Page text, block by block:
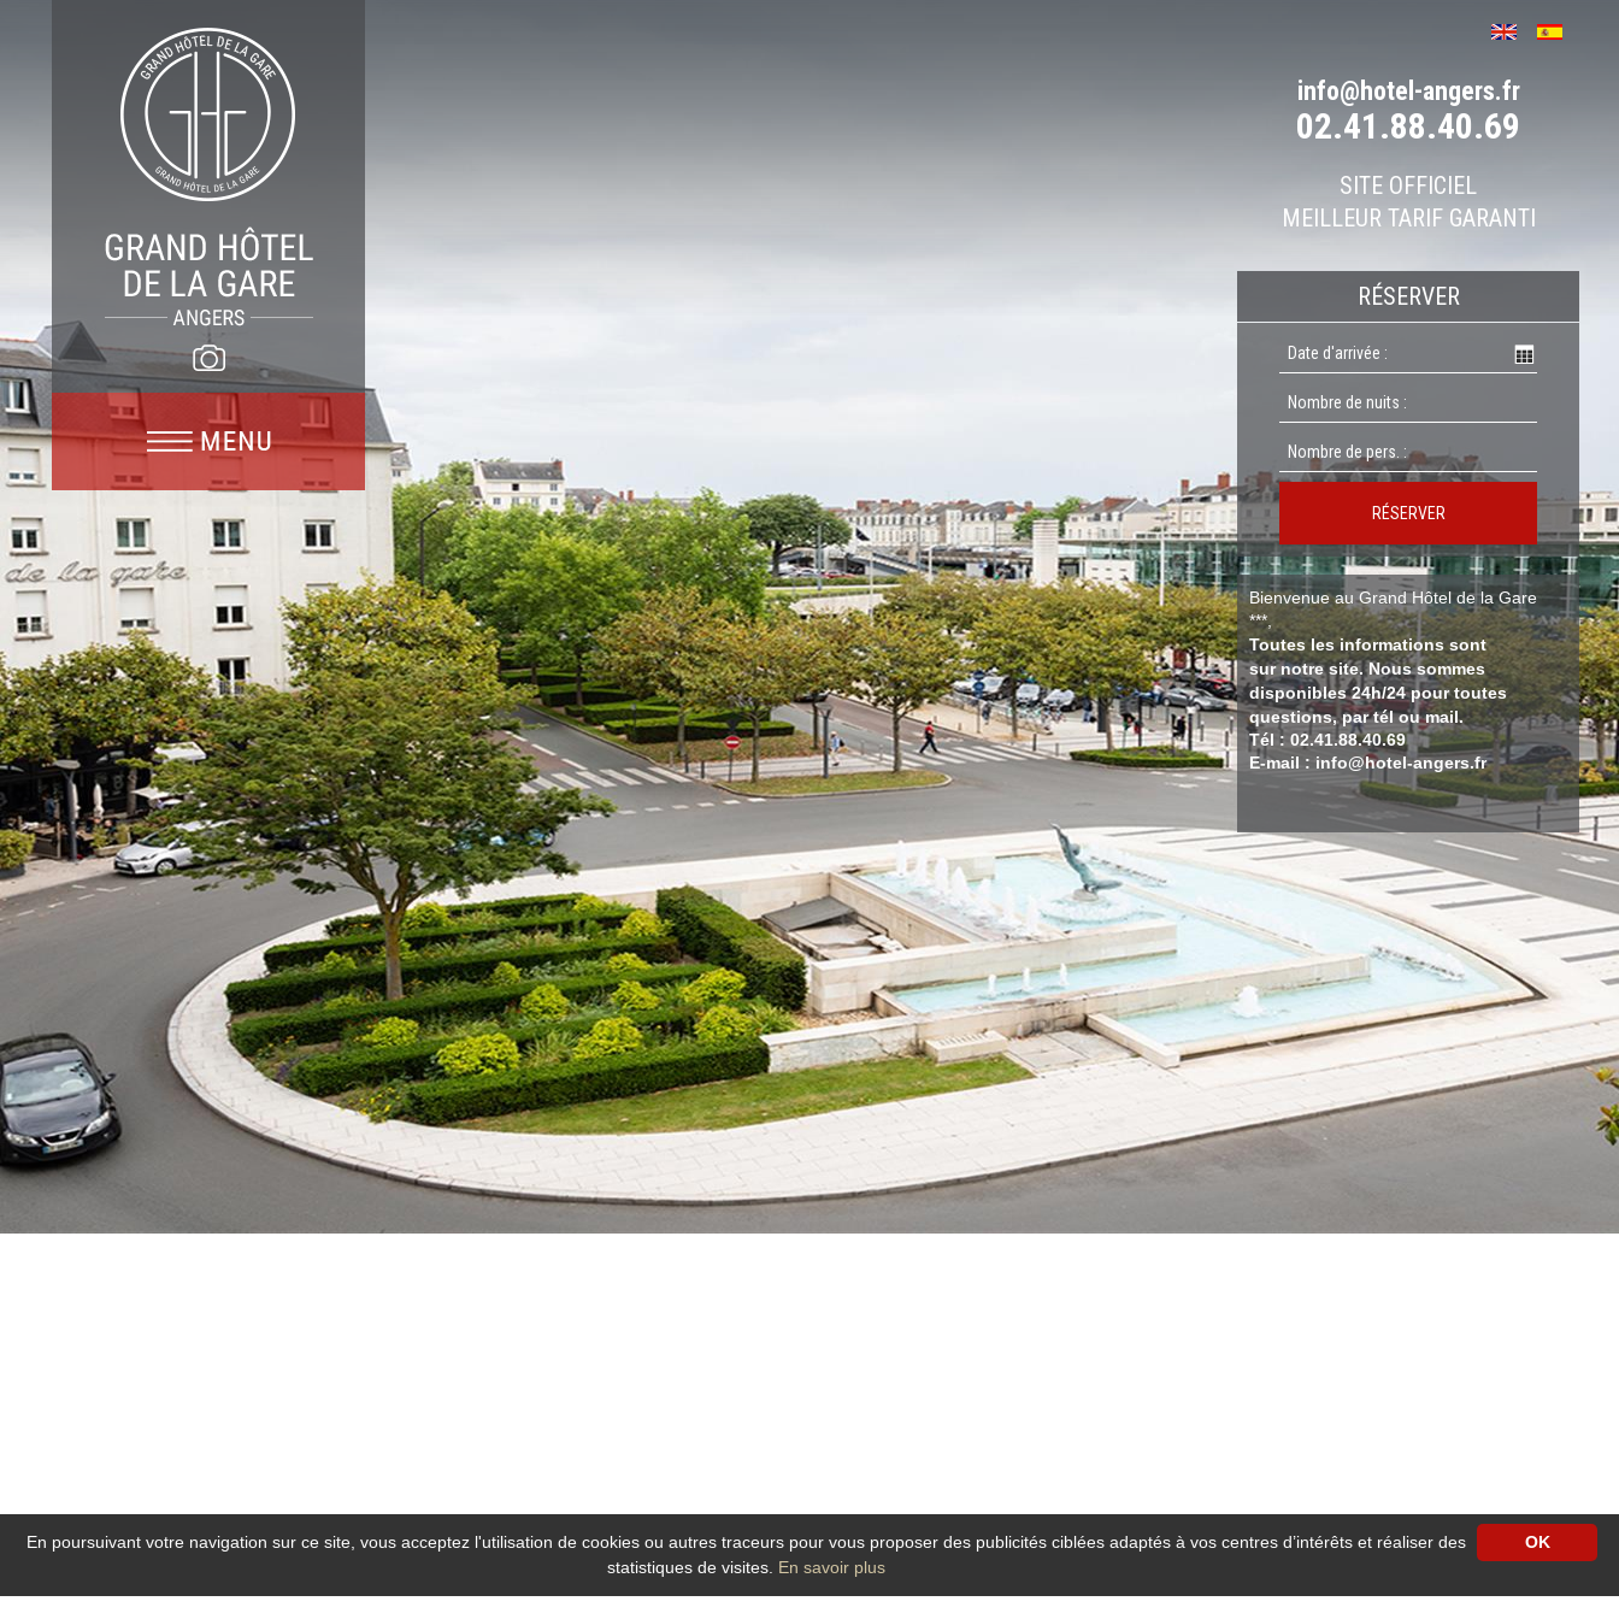
info@hotel-angers.fr
02.41.88.40.69
SITE OFFICIEL
MEILLEUR TARIF GARANTI
RÉSERVER
RÉSERVER
Bienvenue au Grand Hôtel de la Gare
***,
Toutes les informations sont
sur notre site. Nous sommes
disponibles 24h/24 pour toutes
questions, par tél ou mail.
Tél : 02.41.88.40.69
E-mail : info@hotel-angers.fr
OK
En poursuivant votre navigation sur ce site, vous acceptez l'utilisation de cookies ou autres traceurs pour vous proposer des publicités ciblées adaptés à vos centres d’intérêts et réaliser des
statistiques de visites. En savoir plus